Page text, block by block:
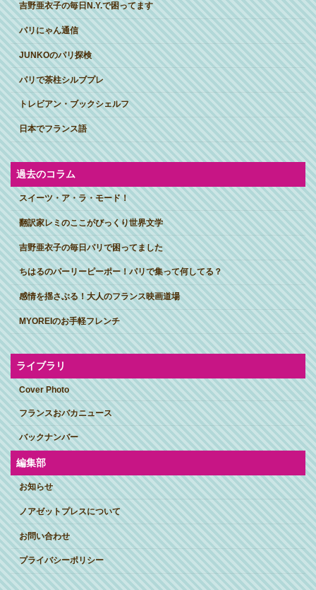
吉野亜衣子の毎日N.Y.で困ってます
パリにゃん通信
JUNKOのパリ探検
パリで茶柱シルブプレ
トレビアン・ブックシェルフ
日本でフランス語
過去のコラム
スイーツ・ア・ラ・モード！
翻訳家レミのここがびっくり世界文学
吉野亜衣子の毎日パリで困ってました
ちはるのパーリーピーポー！パリで集って何してる？
感情を揺さぶる！大人のフランス映画道場
MYOREIのお手軽フレンチ
ライブラリ
Cover Photo
フランスおバカニュース
バックナンバー
編集部
お知らせ
ノアゼットプレスについて
お問い合わせ
プライバシーポリシー